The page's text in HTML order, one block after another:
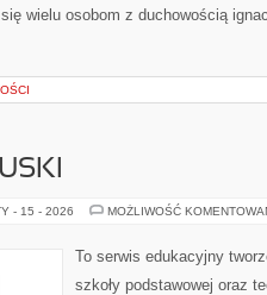
wielu osobom z duchowością
- 15 - 2026 MOŻLIWOŚĆ
To serwis edukacyjny
szkoły podstawowej oraz